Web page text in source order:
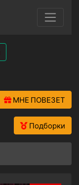
МНЕ ПОВЕЗЕТ
Подборки